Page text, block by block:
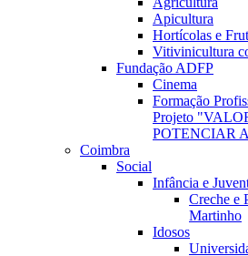
Apicultura
Hortícolas e
Vitivinicultura
Fundação ADFP
Cinema
Formação
Projeto
POTENCIAR
Coimbra
Social
Infância e
Creche e
Martinho
Idosos